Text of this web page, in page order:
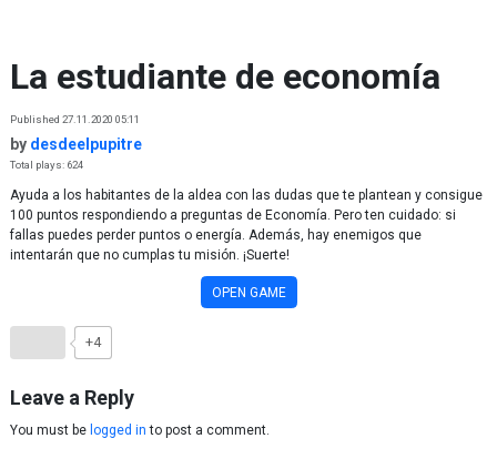
La estudiante de economía
Published 27.11.2020 05:11
by desdeelpupitre
Total plays: 624
Ayuda a los habitantes de la aldea con las dudas que te plantean y consigue
100 puntos respondiendo a preguntas de Economía. Pero ten cuidado: si
fallas puedes perder puntos o energía. Además, hay enemigos que
intentarán que no cumplas tu misión. ¡Suerte!
OPEN GAME
+4
Leave a Reply
You must be logged in to post a comment.